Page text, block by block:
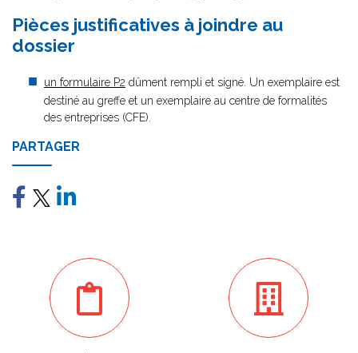
Pièces justificatives à joindre au
dossier
un formulaire P2 dûment rempli et signé. Un exemplaire est
destiné au greffe et un exemplaire au centre de formalités
des entreprises (CFE).
PARTAGER